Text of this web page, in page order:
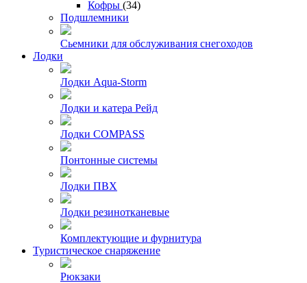
Кофры (34)
Подшлемники
Сьемники для обслуживания снегоходов
Лодки
Лодки Aqua-Storm
Лодки и катера Рейд
Лодки COMPASS
Понтонные системы
Лодки ПВХ
Лодки резинотканевые
Комплектующие и фурнитура
Туристическое снаряжение
Рюкзаки